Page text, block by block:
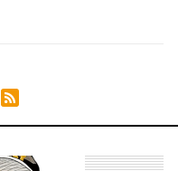
RSSフィード